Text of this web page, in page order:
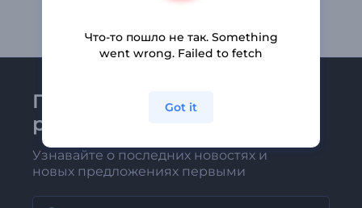
Присоединяйтесь к
рассылке Renderforest
Узнавайте о последних новостях и
новых предложениях первыми
Что-то пошло не так. Something
went wrong. Failed to fetch
Got it